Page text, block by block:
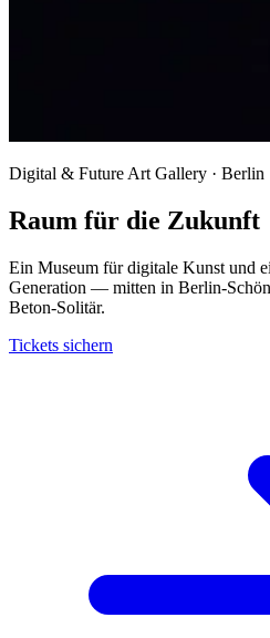
Digital & Future Art Gallery · Berlin
Raum für die Zukunft
Ein Museum für digitale Kunst und
Generation — mitten in Berlin-
Beton-Solitär.
Tickets sichern